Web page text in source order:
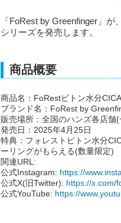
「FoRest by Greenfinger」
シリーズを発売します。
商品概要
商品名：FoRestピトン水分
ブランド名：FoRest by
販売場所：全国のハンズ各店舗
発売日：2025年4月25日
特典：フォレストピトン水分
ーリングがもらえる(数量限定)
関連URL:
公式Instagram: https://
公式X(旧Twitter): https://x.com/
公式YouTube: https://